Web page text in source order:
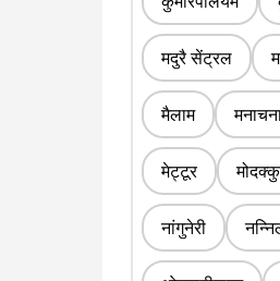
मदुरै सेंट्रल
मैलाम
मेट्टूर
नांगुनेरी